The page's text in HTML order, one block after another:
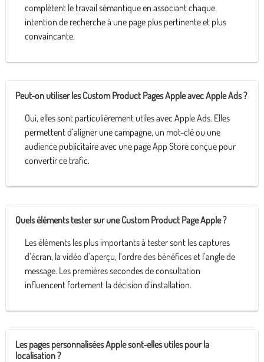
complètent le travail sémantique en associant chaque
intention de recherche à une page plus pertinente et plus
convaincante.
Peut-on utiliser les Custom Product Pages Apple avec Apple Ads ?
Oui, elles sont particulièrement utiles avec Apple Ads. Elles
permettent d’aligner une campagne, un mot-clé ou une
audience publicitaire avec une page App Store conçue pour
convertir ce trafic.
Quels éléments tester sur une Custom Product Page Apple ?
Les éléments les plus importants à tester sont les captures
d’écran, la vidéo d’aperçu, l’ordre des bénéfices et l’angle de
message. Les premières secondes de consultation
influencent fortement la décision d’installation.
Les pages personnalisées Apple sont-elles utiles pour la
localisation ?